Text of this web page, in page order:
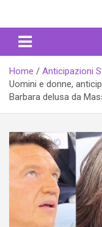
Home
Anticipazioni
Uomini e donne,
Barbara delusa da